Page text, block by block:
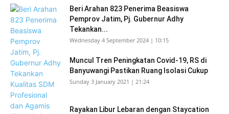
Beri Arahan 823 Penerima Beasiswa
Pemprov Jatim, Pj. Gubernur Adhy
Tekankan...
Wednesday 4 September 2024 | 10:15
Muncul Tren Peningkatan Covid-19, RS di
Banyuwangi Pastikan Ruang Isolasi Cukup
Sunday 3 January 2021 | 21:24
Rayakan Libur Lebaran dengan Staycation